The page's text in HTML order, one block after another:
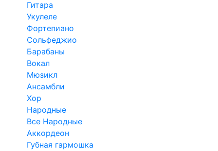
Гитара
Укулеле
Фортепиано
Сольфеджио
Барабаны
Вокал
Мюзикл
Ансамбли
Хор
Народные
Все Народные
Аккордеон
Губная гармошка